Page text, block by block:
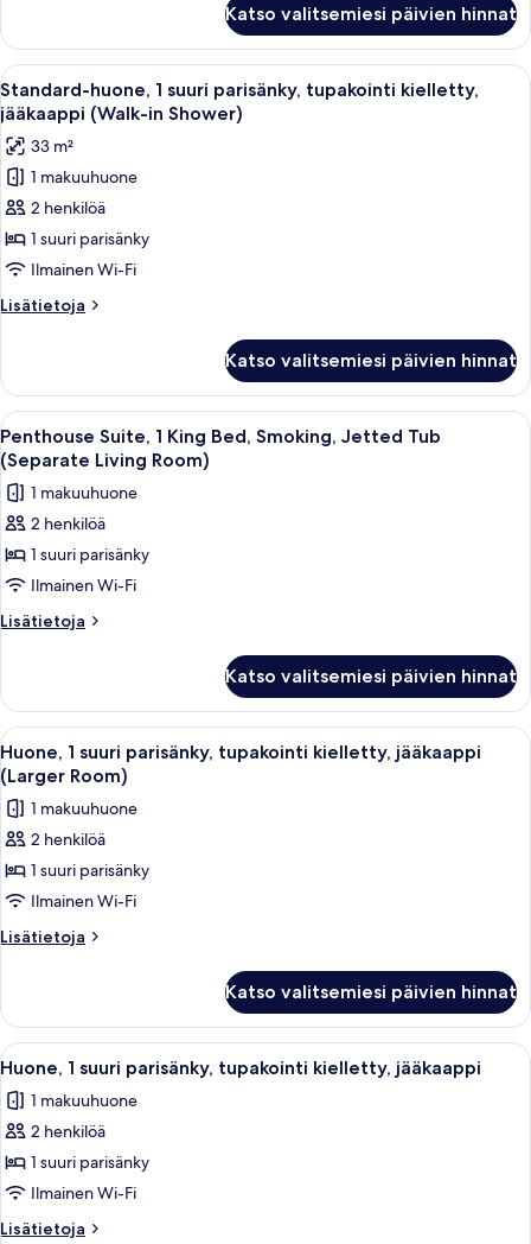
Living
Room)
kuvat
suuri
parisänky,
tupakointi
kielletty,
poreamme
(Separate
Living
Room)
Katso valitsemiesi päivien hinnat
Avaa
kaikki
huonetyypin
Standard-
huone,
1
suuri
parisänky,
tupakointi
kielletty,
(Walk-
in
Shower)
kuvat
Hotellihuone, jossa on sänky,
3
Standard-huone, 1 suuri parisänky, tupakointi kielletty,
jääkaappi (Walk-in Shower)
33 m²
1 makuuhuone
2 henkilöä
1 suuri parisänky
Ilmainen Wi-Fi
Lisätietoja
Lisätietoja
1
suuri
parisänky,
tupakointi
kielletty,
jääkaappi
(Walk-
Shower)
Katso valitsemiesi päivien hinnat
Avaa
kaikki
huonetyypin
Penthouse
Suite,
1
King
Bed,
Tub
(Separate
Living
Room)
kuvat
Moderni hotellihuone, jossa on
9
Penthouse Suite, 1 King Bed, Smoking, Jetted Tub
(Separate Living Room)
1 makuuhuone
2 henkilöä
1 suuri parisänky
Ilmainen Wi-Fi
Lisätietoja
Lisätietoja
1
King
Bed,
Smoking,
Jetted
Tub
(Separate
Room)
Katso valitsemiesi päivien hinnat
Avaa
kaikki
huonetyypin
Huone,
1
suuri
parisänky,
tupakointi
(Larger
Room)
kuvat
Huoneessa on nahkasohva, puinen
5
Huone, 1 suuri parisänky, tupakointi kielletty, jääkaappi
(Larger Room)
1 makuuhuone
2 henkilöä
1 suuri parisänky
Ilmainen Wi-Fi
Lisätietoja
Lisätietoja
suuri
parisänky,
tupakointi
jääkaappi
(Larger
Katso valitsemiesi päivien hinnat
Avaa
kaikki
huonetyypin
Huone,
1
suuri
parisänky,
Hotellihuone, jossa on sänky,
5
Huone, 1 suuri parisänky, tupakointi kielletty, jääkaappi
1 makuuhuone
2 henkilöä
1 suuri parisänky
Ilmainen Wi-Fi
Lisätietoja
Lisätietoja